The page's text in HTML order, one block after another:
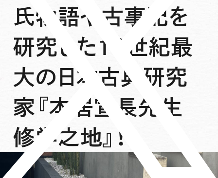
氏物語や古事記を
研究した18世紀最
大の日本古典研究
家『本居宣長先生
修学之地』！